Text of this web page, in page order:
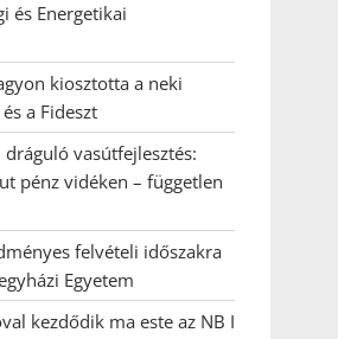
és Energetikai
kiosztotta a neki
a Fideszt
vasútfejlesztés:
pénz vidéken – független
felvételi időszakra
Egyetem
kezdődik ma este az NB I